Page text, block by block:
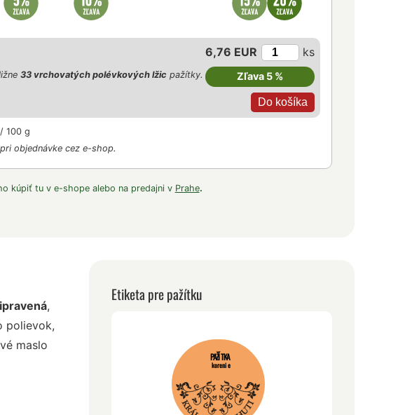
6,76 EUR ks
Zľava 5 %
33 vrchovatých polévkových lžic pažítky.
100 g
objednávke cez e-shop.
kúpiť tu v e-shope alebo na predajni v Prahe.
,
polievok,
maslo
Etiketa pre pažítku
PAŽÍTKA
korenie